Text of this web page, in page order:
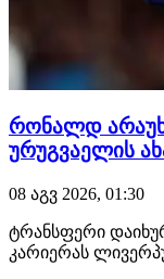
რონალდ
ურუგვაელის
08 აგვ 2026, 01:30
ტრანსფერი
კარიერას